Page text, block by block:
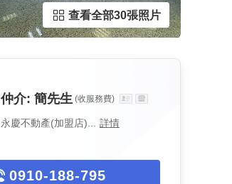
查看全部30張照片
仲介: 簡先生 (收服務費)
永慶不動產(加盟店)... 詳情
0910-188-795